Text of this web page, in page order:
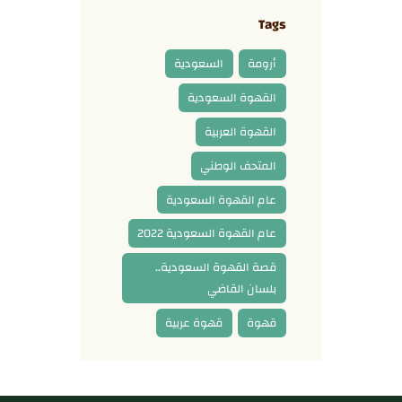
Tags
أرومة
السعودية
القهوة السعودية
القهوة العربية
المتحف الوطني
عام القهوة السعودية
عام القهوة السعودية 2022
قصة القهوة السعودية..
بلسان القاضي
قهوة
قهوة عربية